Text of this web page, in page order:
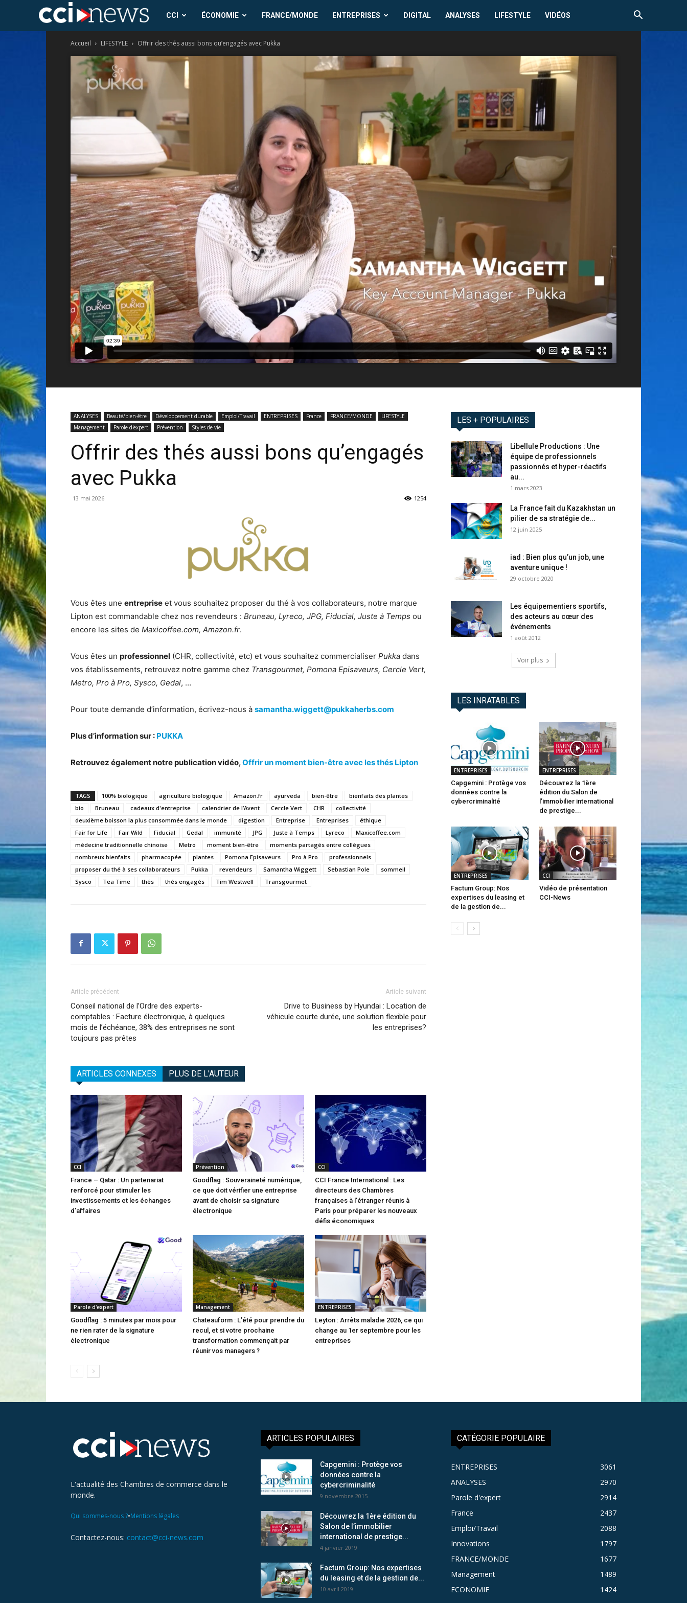
CCI
News
CCI ÉCONOMIE FRANCE/MONDE ENTREPRISES DIGITAL ANALYSES LIFESTYLE VIDÉOS
Accueil LIFESTYLE Offrir des thés aussi bons qu’engagés avec Pukka
ANALYSES Beauté/bien-être Développement durable Emploi/Travail ENTREPRISES France FRANCE/MONDE
LIFESTYLE
Management
Parole d'expert Prévention Styles de vie
Offrir des thés aussi bons qu’engagés
avec Pukka
13 mai 2026 1254
Vous êtes une entreprise et vous souhaitez proposer du thé à vos collaborateurs, notre marque
Lipton est commandable chez nos revendeurs : Bruneau, Lyreco, JPG, Fiducial, Juste à Temps ou
encore les sites de Maxicoffee.com, Amazon.fr.
Vous êtes un professionnel (CHR, collectivité, etc) et vous souhaitez commercialiser Pukka dans
vos établissements, retrouvez notre gamme chez Transgourmet, Pomona Episaveurs, Cercle Vert,
Metro, Pro à Pro, Sysco, Gedal, …
Pour toute demande d’information, écrivez-nous à samantha.wiggett@pukkaherbs.com
Plus d’information sur : PUKKA
Retrouvez également notre publication vidéo,Offrir un moment bien-être avec les thés Lipton
TAGS 100% biologique agriculture biologique Amazon.fr ayurveda bien-être
bienfaits des plantes
bio
Bruneau cadeaux d'entreprise calendrier de l’Avent Cercle Vert CHR
collectivité
deuxième boisson la plus consommée dans le monde
digestion Entreprise Entreprises
éthique
Fair for Life
Fair Wild Fiducial Gedal immunité JPG Juste à Temps Lyreco
Maxicoffee.com
médecine traditionnelle chinoise
Metro moment bien-être
moments partagés entre collègues
nombreux bienfaits
pharmacopée plantes Pomona Episaveurs Pro à Pro
professionnels
proposer du thé à ses collaborateurs
Pukka revendeurs Samantha Wiggett Sebastian Pole
sommeil
Sysco
Tea Time thés thés engagés Tim Westwell Transgourmet
Article précédent
Conseil national de l’Ordre des experts-
comptables : Facture électronique, à quelques
mois de l’échéance, 38% des entreprises ne sont
toujours pas prêtes
Article suivant
Drive to Business by Hyundai : Location de
véhicule courte durée, une solution flexible pour
les entreprises?
ARTICLES CONNEXES PLUS DE L'AUTEUR
CCI
France – Qatar : Un partenariat
renforcé pour stimuler les
investissements et les échanges
d’affaires
Prévention
Goodflag : Souveraineté numérique,
ce que doit vérifier une entreprise
avant de choisir sa signature
électronique
CCI
CCI France International : Les
directeurs des Chambres
françaises à l’étranger réunis à
Paris pour préparer les nouveaux
défis économiques
Parole d'expert
Goodflag : 5 minutes par mois pour
ne rien rater de la signature
électronique
Management
Chateauform : L’été pour prendre du
recul, et si votre prochaine
transformation commençait par
réunir vos managers ?
ENTREPRISES
Leyton : Arrêts maladie 2026, ce qui
change au 1er septembre pour les
entreprises
LES + POPULAIRES
Libellule Productions : Une
équipe de professionnels
passionnés et hyper-réactifs
au...
1 mars 2023
La France fait du Kazakhstan un
pilier de sa stratégie de...
12 juin 2025
iad : Bien plus qu’un job, une
aventure unique !
29 octobre 2020
Les équipementiers sportifs,
des acteurs au cœur des
événements
1 août 2012
Voir plus
LES INRATABLES
ENTREPRISES
Capgemini : Protège vos
données contre la
cybercriminalité
ENTREPRISES
Découvrez la 1ère
édition du Salon de
l’immobilier international
de prestige...
ENTREPRISES
Factum Group: Nos
expertises du leasing et
de la gestion de...
CCI
Vidéo de présentation
CCI-News
L'actualité des Chambres de commerce dans le
monde.
Qui sommes-nous ?•Mentions légales
Contactez-nous: contact@cci-news.com
ARTICLES POPULAIRES
Capgemini : Protège vos
données contre la
cybercriminalité
9 novembre 2015
Découvrez la 1ère édition du
Salon de l’immobilier
international de prestige...
4 janvier 2019
Factum Group: Nos expertises
du leasing et de la gestion de...
10 avril 2019
CATÉGORIE POPULAIRE
ENTREPRISES
3061
ANALYSES
2970
Parole d'expert
2914
France
2437
Emploi/Travail
2088
Innovations
1797
FRANCE/MONDE
1677
Management
1489
ECONOMIE
1424